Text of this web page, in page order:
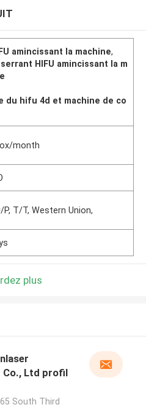
amincissant la machine,
HIFU amincissant la m
du hifu 4d et machine de co
month
P, T/T, Western Union,
plus
Co., Ltd profil
South Third